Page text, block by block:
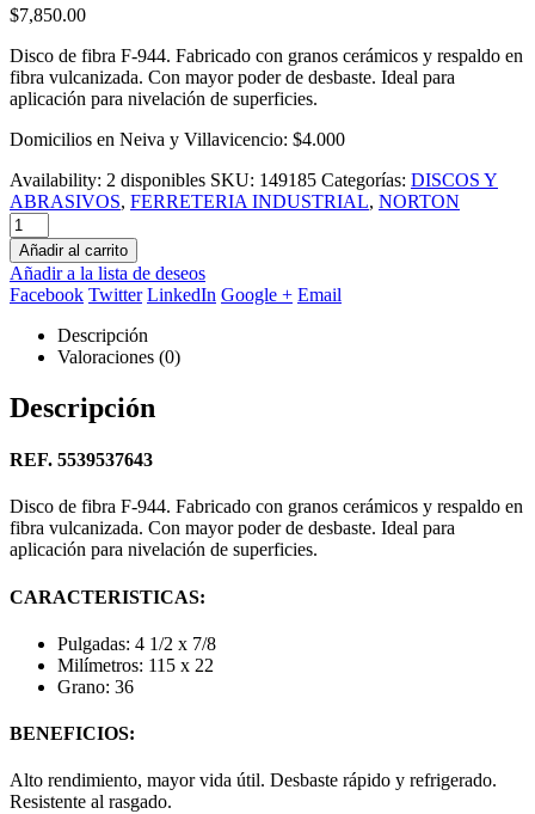
$7,850.00
Disco de fibra F-944. Fabricado con granos cerámicos y respaldo en
fibra vulcanizada. Con mayor poder de desbaste. Ideal para
aplicación para nivelación de superficies.
Domicilios en Neiva y Villavicencio: $4.000
Availability: 2 disponibles SKU: 149185 Categorías: DISCOS Y
ABRASIVOS, FERRETERIA INDUSTRIAL, NORTON
Añadir al carrito
Añadir a la lista de deseos
Facebook Twitter LinkedIn Google + Email
Descripción
Valoraciones (0)
Descripción
REF. 5539537643
Disco de fibra F-944. Fabricado con granos cerámicos y respaldo en
fibra vulcanizada. Con mayor poder de desbaste. Ideal para
aplicación para nivelación de superficies.
CARACTERISTICAS:
Pulgadas: 4 1/2 x 7/8
Milímetros: 115 x 22
Grano: 36
BENEFICIOS:
Alto rendimiento, mayor vida útil. Desbaste rápido y refrigerado.
Resistente al rasgado.